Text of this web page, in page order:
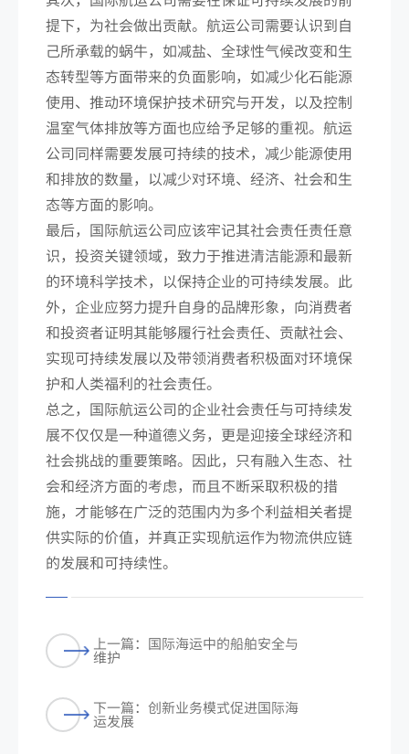
提下，为社会做出贡献。航运公司需要认识到自
己所承载的蜗牛，如减盐、全球性气候改变和生
态转型等方面带来的负面影响，如减少化石能源
使用、推动环境保护技术研究与开发，以及控制
温室气体排放等方面也应给予足够的重视。航运
公司同样需要发展可持续的技术，减少能源使用
和排放的数量，以减少对环境、经济、社会和生
态等方面的影响。
最后，国际航运公司应该牢记其社会责任责任意
识，投资关键领域，致力于推进清洁能源和最新
的环境科学技术，以保持企业的可持续发展。此
外，企业应努力提升自身的品牌形象，向消费者
和投资者证明其能够履行社会责任、贡献社会、
实现可持续发展以及带领消费者积极面对环境保
护和人类福利的社会责任。
总之，国际航运公司的企业社会责任与可持续发
展不仅仅是一种道德义务，更是迎接全球经济和
社会挑战的重要策略。因此，只有融入生态、社
会和经济方面的考虑，而且不断采取积极的措
施，才能够在广泛的范围内为多个利益相关者提
供实际的价值，并真正实现航运作为物流供应链
的发展和可持续性。
上一篇：国际海运中的船舶安全与
维护
下一篇：创新业务模式促进国际海
运发展